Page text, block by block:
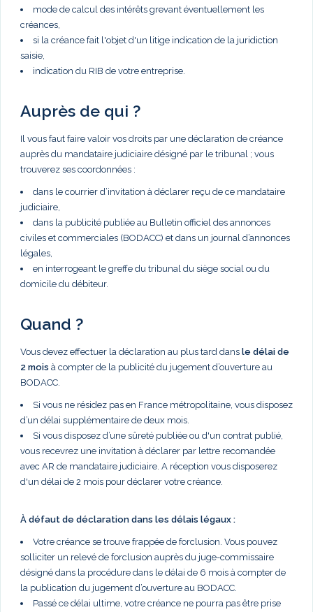
mode de calcul des intérêts grevant éventuellement les
créances,
si la créance fait l'objet d'un litige indication de la juridiction
saisie,
indication du RIB de votre entreprise.
Auprès de qui ?
Il vous faut faire valoir vos droits par une déclaration de créance
auprès du mandataire judiciaire désigné par le tribunal ; vous
trouverez ses coordonnées :
dans le courrier d’invitation à déclarer reçu de ce mandataire
judiciaire,
dans la publicité publiée au Bulletin officiel des annonces
civiles et commerciales (BODACC) et dans un journal d’annonces
légales,
en interrogeant le greffe du tribunal du siège social ou du
domicile du débiteur.
Quand ?
Vous devez effectuer la déclaration au plus tard dans le délai de
2 mois à compter de la publicité du jugement d’ouverture au
BODACC.
Si vous ne résidez pas en France métropolitaine, vous disposez
d’un délai supplémentaire de deux mois.
Si vous disposez d’une sûreté publiée ou d'un contrat publié,
vous recevrez une invitation à déclarer par lettre recomandée
avec AR de mandataire judiciaire. A réception vous disposerez
d'un délai de 2 mois pour déclarer votre créance.
À défaut de déclaration dans les délais légaux :
Votre créance se trouve frappée de forclusion. Vous pouvez
solliciter un relevé de forclusion auprès du juge-commissaire
désigné dans la procédure dans le délai de 6 mois à compter de
la publication du jugement d’ouverture au BODACC.
Passé ce délai ultime, votre créance ne pourra pas être prise